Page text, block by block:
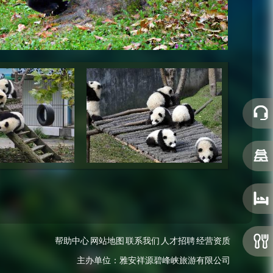
帮助中心 网站地图 联系我们 人才招聘经营资质
主办单位：雅安祥源碧峰峡旅游有限公司